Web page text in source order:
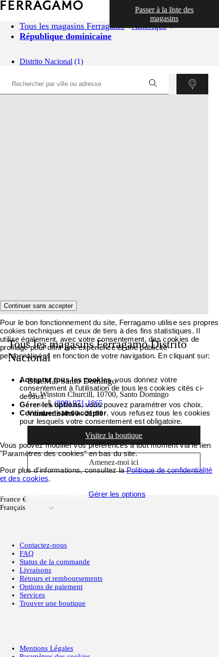
Tous les magasins Ferragamo
Amérique
République dominicaine
Distrito Nacional (1)
Passer à la liste des
magasins
CARTO
Tous les magasins Ferragamo Distrito
Nacional
BlueMal Santo Domingo
Av. Winston Churcill, 10700, Santo Domingo
(809) 971-1865
Vendredi:10:00 - 21:00
Visitez la boutique
Amenez-moi ici
France €
Français
Contactez-nous
FAQ
Status de la commande
Livraisons
Retours et remboursements
Options de paiement
Services
Trouver une boutique
Mentions Légales
Continuer sans accepter
Pour le bon fonctionnement du site, Ferragamo utilise ses propres
cookies techniques et ceux de tiers à des fins statistiques. Il
utilise également, avec votre consentement, des cookies de
profilage pour offrir une expérience et une publicité
personnalisées en fonction de votre navigation. En cliquant sur:
Accepter tous les cookies, vous donnez votre
consentement à l’utilisation de tous les cookies cités ci-
dessus.
Gérer les options, vous pouvez paramétrer vos choix.
Continuer sans accepter, vous refusez tous les cookies
pour lesquels votre consentement est obligatoire.
Vous pouvez modifier vos préférences à tout moment via le lien
"Paramètres des cookies" en bas du site.
Pour plus d'informations, consultez laPolitique de confidentialité
et des cookies.
Gérer les options